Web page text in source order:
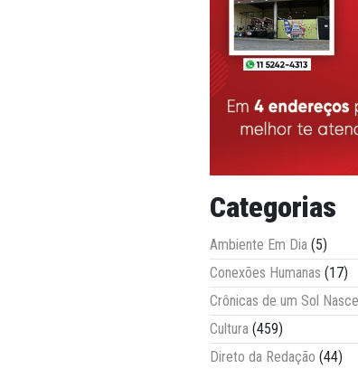
Categorias
Ambiente Em Dia (5)
Conexões Humanas (17)
Crônicas de um Sol
Cultura (459)
Direto da Redação (44)